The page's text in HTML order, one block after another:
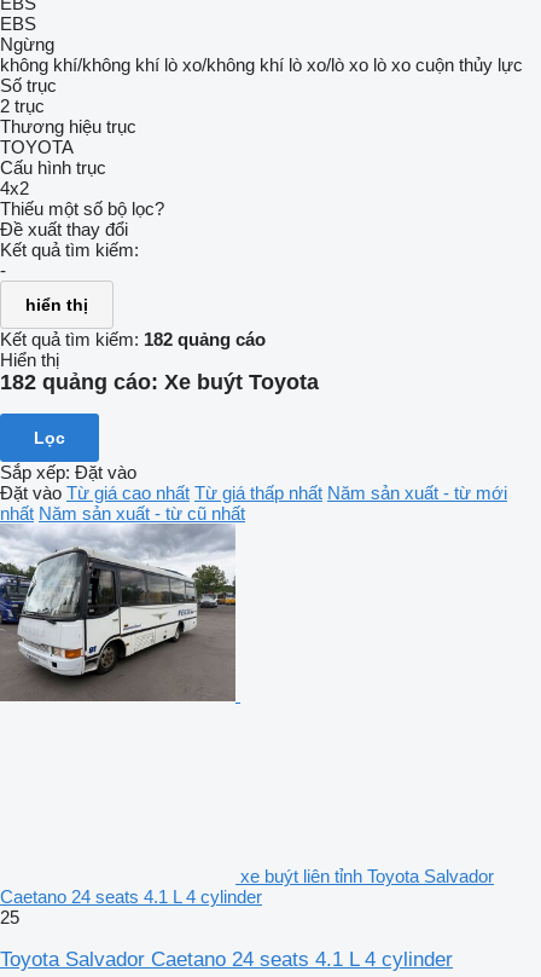
EBS
Ngừng
không khí/không khí lò xo/không khí lò xo/lò xo lò xo cuộn thủy lực
Số trục
2 trục
Thương hiệu trục
TOYOTA
Cấu hình trục
4x2
Thiếu một số bộ lọc?
Đề xuất thay đổi
Kết quả tìm kiếm:
-
hiển thị
Kết quả tìm kiếm: 182 quảng cáo
Hiển thị
182 quảng cáo: Xe buýt Toyota
Lọc
Sắp xếp: Đặt vào
Đặt vào Từ giá cao nhất Từ giá thấp nhất Năm sản xuất - từ mới
nhất Năm sản xuất - từ cũ nhất
xe buýt liên tỉnh Toyota Salvador
Caetano 24 seats 4.1 L 4 cylinder
25
Toyota Salvador Caetano 24 seats 4.1 L 4 cylinder